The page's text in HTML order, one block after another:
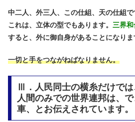
中二人、外三人、この仕組、天の仕組で
これは、立体の型でもあります。 三界和
すると、外に御自身があることになりま
一切と手をつながねばなりません。
Ⅲ．人民同士の横糸だけでは
人間のみでの世界連邦は、
車、とお伝えされています。